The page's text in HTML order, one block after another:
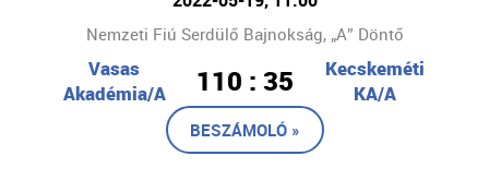
Nemzeti Fiú Serdülő Bajnokság, „A” Döntő
Vasas
Akadémia/A
110 : 35
Kecskeméti
KA/A
BESZÁMOLÓ »